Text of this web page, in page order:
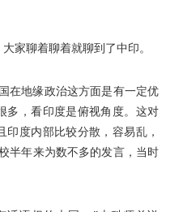
家聊着聊着就聊到了中印。
在地缘政治这方面是有一定优
多，看印度是俯视角度。这对
度内部比较分散，容易乱，
半年来为数不多的发言，当时